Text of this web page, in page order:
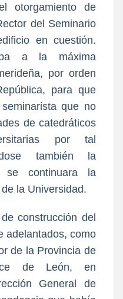
otorgamiento de
del Seminario
en cuestión.
a la máxima
por orden
para que
que no
de catedráticos
por tal
también la
se continuara la
la Universidad.
construcción del
adelantados, como
de la Provincia de
de León, en
General de